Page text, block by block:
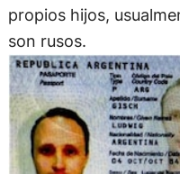
propios hijos,
son rusos.